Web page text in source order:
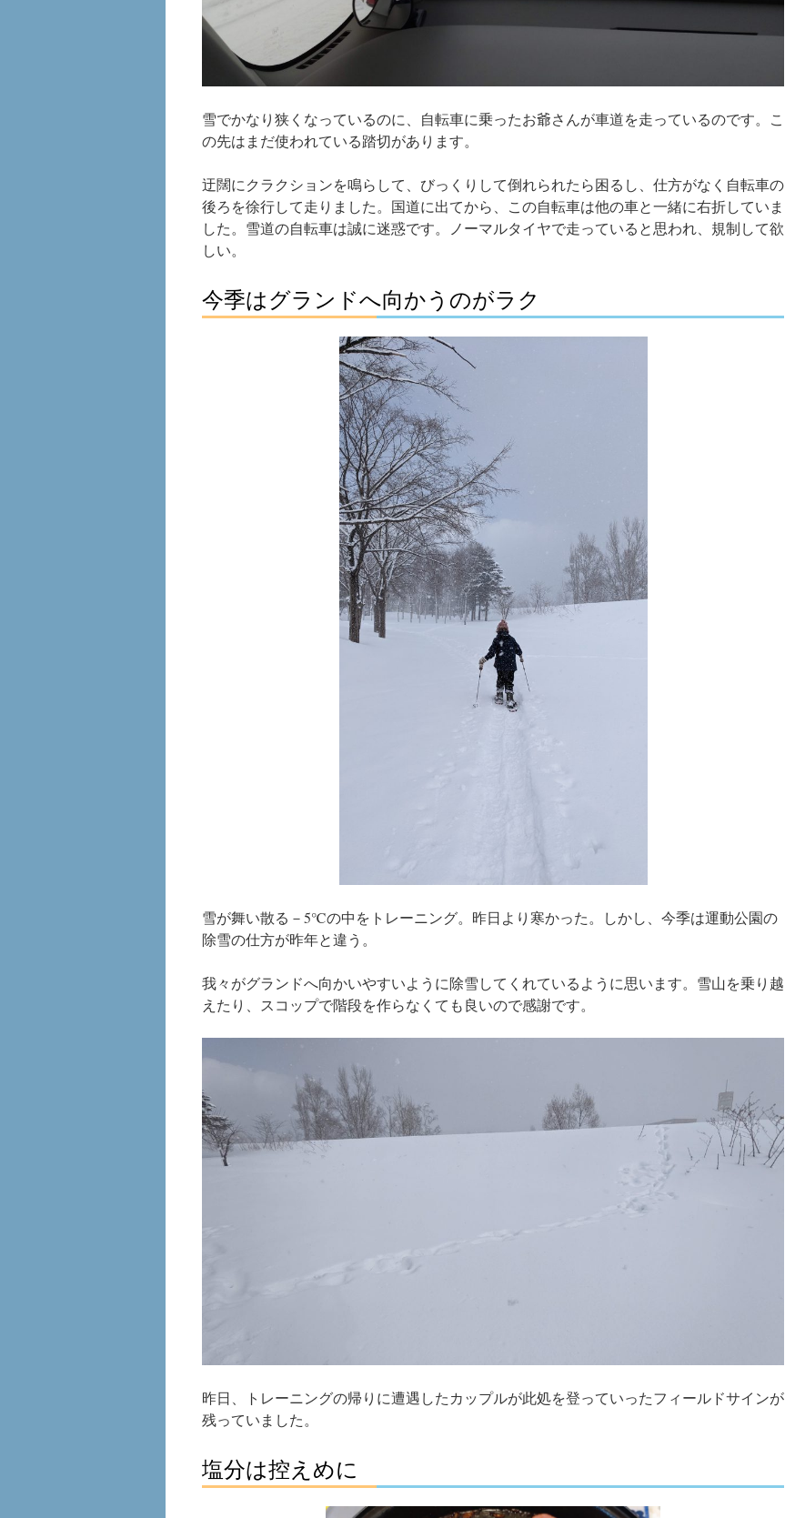
雪でかなり狭くなっているのに、自転車に乗ったお爺さんが車道を走っているのです。こ
の先はまだ使われている踏切があります。
迂闊にクラクションを鳴らして、びっくりして倒れられたら困るし、仕方がなく自転車の
後ろを徐行して走りました。国道に出てから、この自転車は他の車と一緒に右折していま
した。雪道の自転車は誠に迷惑です。ノーマルタイヤで走っていると思われ、規制して欲
しい。
今季はグランドへ向かうのがラク
雪が舞い散る－5℃の中をトレーニング。昨日より寒かった。しかし、今季は運動公園の
除雪の仕方が昨年と違う。
我々がグランドへ向かいやすいように除雪してくれているように思います。雪山を乗り越
えたり、スコップで階段を作らなくても良いので感謝です。
昨日、トレーニングの帰りに遭遇したカップルが此処を登っていったフィールドサインが
残っていました。
塩分は控えめに